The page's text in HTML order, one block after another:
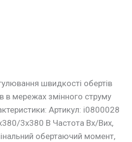
швидкості обертів
в мережах змінного струму
Артикул: i0800028
3х380 В Частота Вх/Вих,
обертаючий момент,